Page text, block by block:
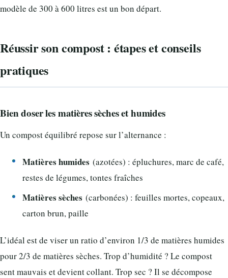
modèle de 300 à 600 litres est un bon départ.
Réussir son compost : étapes et conseils
pratiques
Bien doser les matières sèches et humides
Un compost équilibré repose sur l’alternance :
Matières humides (azotées) : épluchures, marc de café,
restes de légumes, tontes fraîches
Matières sèches (carbonées) : feuilles mortes, copeaux,
carton brun, paille
L’idéal est de viser un ratio d’environ 1/3 de matières humides
pour 2/3 de matières sèches. Trop d’humidité ? Le compost
sent mauvais et devient collant. Trop sec ? Il se décompose